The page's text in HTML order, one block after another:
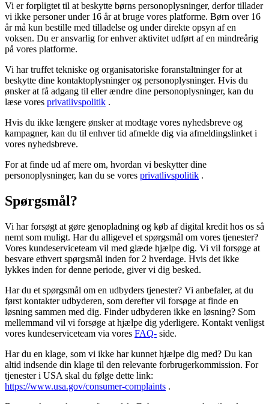
Vi er forpligtet til at beskytte børns personoplysninger, derfor tillader
vi ikke personer under 16 år at bruge vores platforme. Børn over 16
år må kun bestille med tilladelse og under direkte opsyn af en
voksen. Du er ansvarlig for enhver aktivitet udført af en mindreårig
på vores platforme.
Vi har truffet tekniske og organisatoriske foranstaltninger for at
beskytte dine kontaktoplysninger og personoplysninger. Hvis du
ønsker at få adgang til eller ændre dine personoplysninger, kan du
læse vores privatlivspolitik .
Hvis du ikke længere ønsker at modtage vores nyhedsbreve og
kampagner, kan du til enhver tid afmelde dig via afmeldingslinket i
vores nyhedsbreve.
For at finde ud af mere om, hvordan vi beskytter dine
personoplysninger, kan du se vores privatlivspolitik .
Spørgsmål?
Vi har forsøgt at gøre genopladning og køb af digital kredit hos os så
nemt som muligt. Har du alligevel et spørgsmål om vores tjenester?
Vores kundeserviceteam vil med glæde hjælpe dig. Vi vil forsøge at
besvare ethvert spørgsmål inden for 2 hverdage. Hvis det ikke
lykkes inden for denne periode, giver vi dig besked.
Har du et spørgsmål om en udbyders tjenester? Vi anbefaler, at du
først kontakter udbyderen, som derefter vil forsøge at finde en
løsning sammen med dig. Finder udbyderen ikke en løsning? Som
mellemmand vil vi forsøge at hjælpe dig yderligere. Kontakt venligst
vores kundeserviceteam via vores FAQ- side.
Har du en klage, som vi ikke har kunnet hjælpe dig med? Du kan
altid indsende din klage til den relevante forbrugerkommission. For
tjenester i USA skal du følge dette link:
https://www.usa.gov/consumer-complaints .